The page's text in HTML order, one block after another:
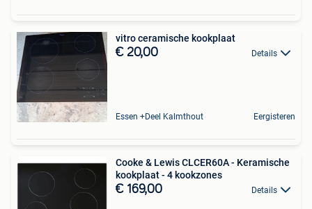
vitro ceramische kookplaat
€ 20,00 Details
Essen +Deel Kalmthout Eergisteren
Cooke & Lewis CLCER60A - Keramische
kookplaat - 4 kookzones
€ 169,00 Details